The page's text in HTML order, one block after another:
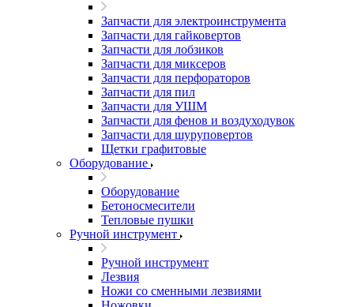
Запчасти для электроинструмента
Запчасти для гайковертов
Запчасти для лобзиков
Запчасти для миксеров
Запчасти для перфораторов
Запчасти для пил
Запчасти для УШМ
Запчасти для фенов и воздуходувок
Запчасти для шуруповертов
Щетки графитовые
Оборудование
Оборудование
Бетоносмесители
Тепловые пушки
Ручной инструмент
Ручной инструмент
Лезвия
Ножи со сменными лезвиями